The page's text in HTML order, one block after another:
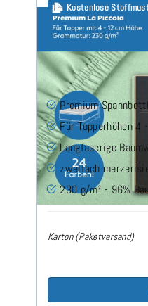
Kostenlose
Bella Donna
Premium
Für Topperhöhen 4
Langfaserige
zweifach
230 g/m² - 96%
Karton (Paketversand)